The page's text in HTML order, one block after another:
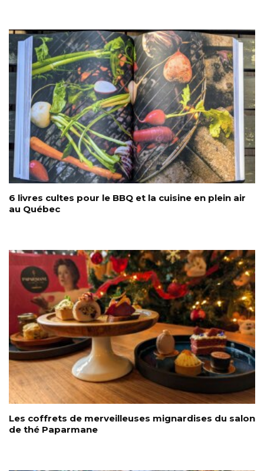
6 livres cultes pour le BBQ et la cuisine en plein air
au Québec
Les coffrets de merveilleuses mignardises du salon
de thé Paparmane